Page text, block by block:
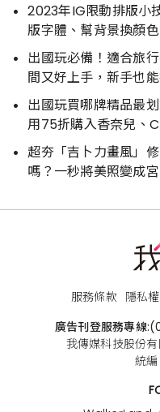
2023年IG限動排版小
版字體、幫背景換顏
出國玩必備！適合旅
間又好上手，新手也
出國玩買哪牌精品最
用75折購入香奈兒、
超夯「吉卜力畫風」
嗎？一秒將美照變成
服務條款 隱私
廣告刊登服務專線:
我傳媒科技股份
統